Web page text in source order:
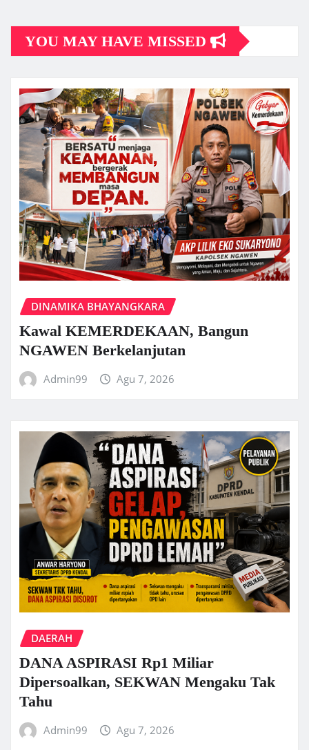
YOU MAY HAVE MISSED
DINAMIKA BHAYANGKARA
Kawal KEMERDEKAAN, Bangun
NGAWEN Berkelanjutan
Admin99 Agu 7, 2026
DAERAH
DANA ASPIRASI Rp1 Miliar
Dipersoalkan, SEKWAN Mengaku Tak
Tahu
Admin99 Agu 7, 2026